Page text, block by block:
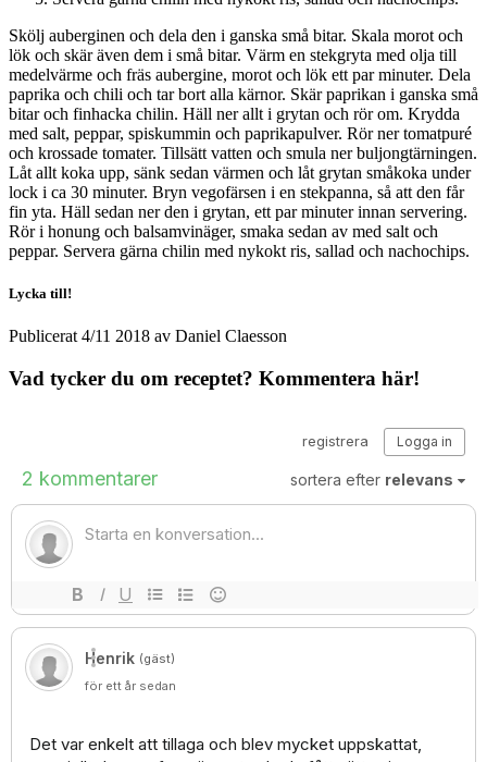
Skölj auberginen och dela den i ganska små bitar. Skala morot och
lök och skär även dem i små bitar. Värm en stekgryta med olja till
medelvärme och fräs aubergine, morot och lök ett par minuter. Dela
paprika och chili och tar bort alla kärnor. Skär paprikan i ganska små
bitar och finhacka chilin. Häll ner allt i grytan och rör om. Krydda
med salt, peppar, spiskummin och paprikapulver. Rör ner tomatpuré
och krossade tomater. Tillsätt vatten och smula ner buljongtärningen.
Låt allt koka upp, sänk sedan värmen och låt grytan småkoka under
lock i ca 30 minuter. Bryn vegofärsen i en stekpanna, så att den får
fin yta. Häll sedan ner den i grytan, ett par minuter innan servering.
Rör i honung och balsamvinäger, smaka sedan av med salt och
peppar. Servera gärna chilin med nykokt ris, sallad och nachochips.
Lycka till!
Publicerat 4/11 2018 av Daniel Claesson
Vad tycker du om receptet? Kommentera här!